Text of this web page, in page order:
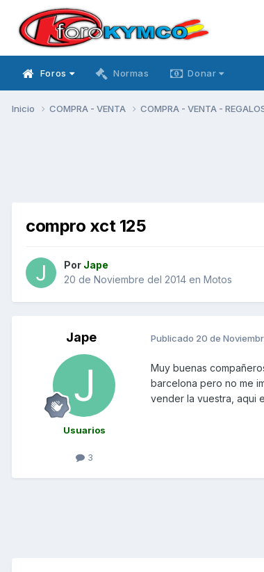
Foros Normas Donar
Inicio COMPRA - VENTA COMPRA - VENTA -
compro xct 125
Por Jape
20 de Noviembre del 2014 en Motos
Jape
Usuarios
3
Publicado 20 de
Muy buenas
barcelona pero no me
vender la vuestra, aqui